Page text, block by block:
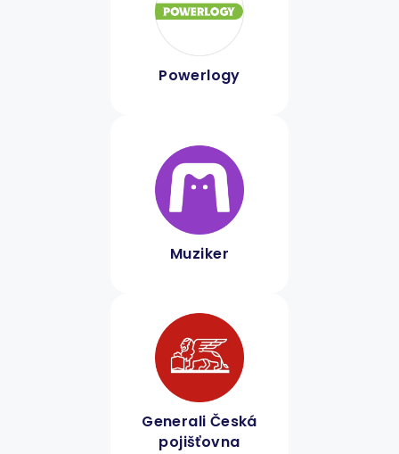
Powerlogy
Muziker
Generali Česká
pojišťovna